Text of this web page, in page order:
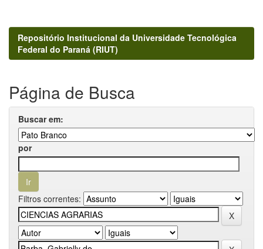
Repositório Institucional da Universidade Tecnológica
Federal do Paraná (RIUT)
Página de Busca
Buscar em:
por
Filtros correntes: